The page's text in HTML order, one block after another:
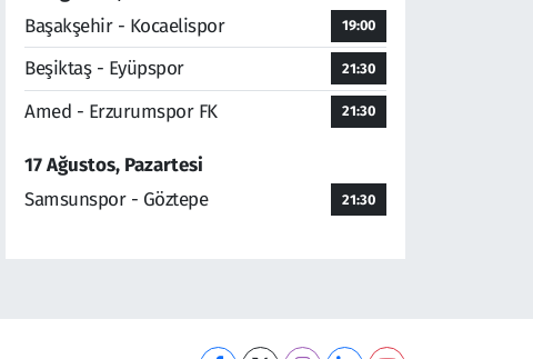
Başakşehir - Kocaelispor
19:00
Beşiktaş - Eyüpspor 21:30
Amed - Erzurumspor FK 21:30
17 Ağustos, Pazartesi
Samsunspor - Göztepe
21:30